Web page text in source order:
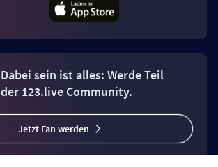
Dabei sein ist alles: Werde Teil
der 123.live Community.
Jetzt Fan werden